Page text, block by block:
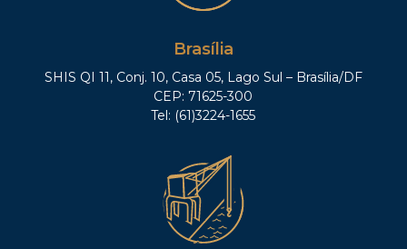
Brasília
SHIS QI 11, Conj. 10, Casa 05, Lago Sul – Brasília/DF
CEP: 71625-300
Tel: (61)3224-1655